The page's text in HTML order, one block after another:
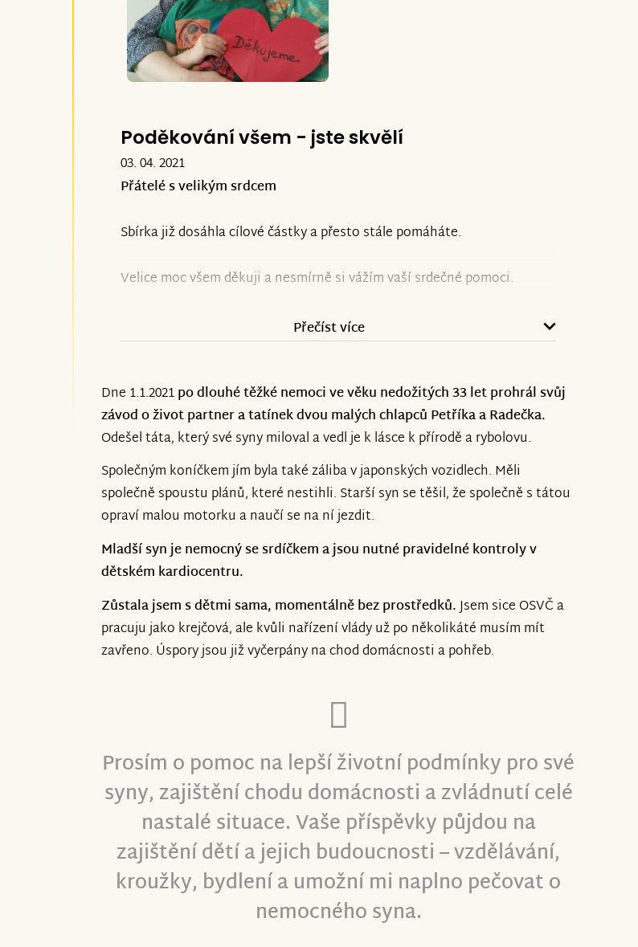
Poděkování všem - jste skvělí
03. 04. 2021
Přátelé s velikým srdcem
Sbírka již dosáhla cílové částky a přesto stále pomáháte.
Velice moc všem děkuji a nesmírně si vážím vaší srdečné pomoci.
Jsem velice vděčná za každou pomoc, které si moc a moc vážím.
velikým srdcem mezi námi je.
Všem mockrát děkuji. Jste skvělí
Přečíst více
Dne 1.1.2021po dlouhé těžké nemoci ve věku nedožitých 33 let prohrál svůj
závod o život partner a tatínek dvou malých chlapců Petříka a Radečka.
Odešel táta, který své syny miloval a vedl je k lásce k přírodě a rybolovu.
Společným koníčkem jím byla také záliba v japonských vozidlech. Měli
společně spoustu plánů, které nestihli. Starší syn se těšil, že společně s tátou
opraví malou motorku a naučí se na ní jezdit.
Mladší syn je nemocný se srdíčkem a jsou nutné pravidelné kontroly v
dětském kardiocentru.
Zůstala jsem s dětmi sama, momentálně bez prostředků.Jsem sice OSVČ a
pracuju jako krejčová, ale kvůli nařízení vlády už po několikáté musím mít
zavřeno. Úspory jsou již vyčerpány na chod domácnosti a pohřeb.
Prosím o pomoc na lepší životní podmínky pro své
syny, zajištění chodu domácnosti a zvládnutí celé
nastalé situace. Vaše příspěvky půjdou na
zajištění dětí a jejich budoucnosti – vzdělávání,
kroužky, bydlení a umožní mi naplno pečovat o
nemocného syna.